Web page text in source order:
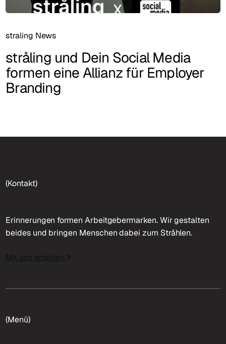
straling News
stråling und Dein Social Media
formen eine Allianz für Employer
Branding
(Kontakt)
Erinnerungen formen Arbeitgebermarken. Wir gestalten
beides und bringen Menschen dabei zum Stråhlen.
(Menü)